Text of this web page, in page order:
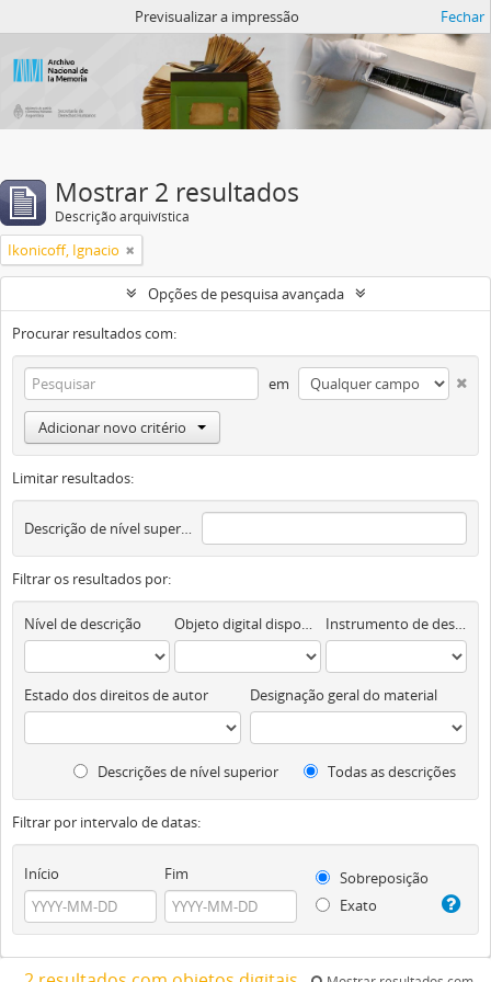
Previsualizar a impressão Fechar
Mostrar 2 resultados
Descrição arquivística
Ikonicoff, Ignacio
Opções de pesquisa avançada
Procurar resultados com:
em
Adicionar novo critério
Limitar resultados:
Descrição de nível superior
Filtrar os resultados por:
Nível de descrição Objeto digital disponível Instrumento de descrição documental
Estado dos direitos de autor Designação geral do material
Descrições de nível superior Todas as descrições
Filtrar por intervalo de datas:
Início Fim
Sobreposição
Exato